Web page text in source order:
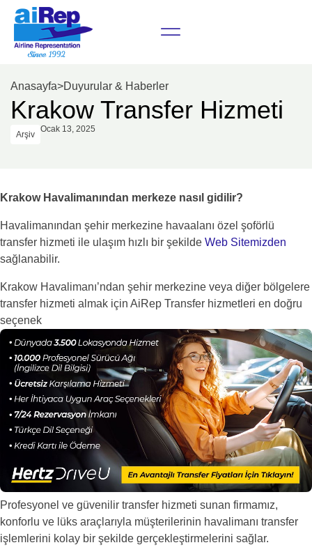
Anasayfa>Duyurular & Haberler
Krakow Transfer Hizmeti
Arşiv
Ocak 13, 2025
Krakow Havalimanından merkeze nasıl gidilir?
Havalimanından şehir merkezine havaalanı özel şoförlü
transfer hizmeti ile ulaşım hızlı bir şekilde Web Sitemizden
sağlanabilir.
Krakow Havalimanı’ndan şehir merkezine veya diğer bölgelere
transfer hizmeti almak için AiRep Transfer hizmetleri en doğru
seçenek
Profesyonel ve güvenilir transfer hizmeti sunan firmamız,
konforlu ve lüks araçlarıyla müşterilerinin havalimanı transfer
işlemlerini kolay bir şekilde gerçekleştirmelerini sağlar.